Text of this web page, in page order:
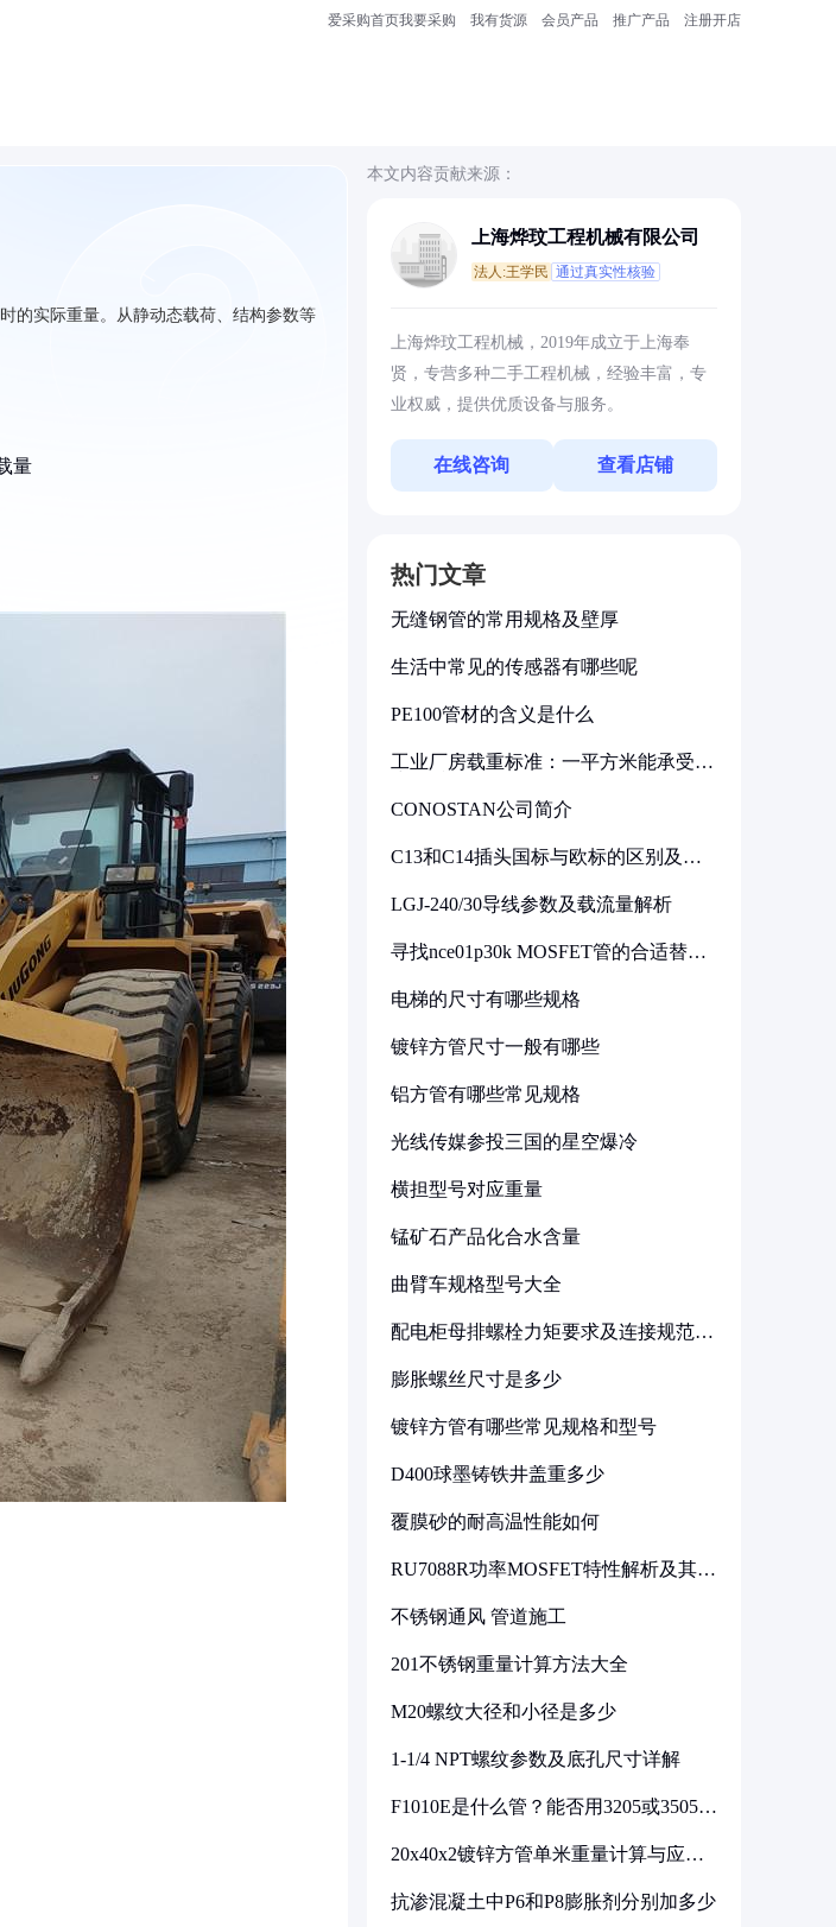
爱采购首页我要采购 我有货源 会员产品 推广产品 注册开店
的实际重量。从静动态载荷、结构参数等
量
本文内容贡献来源：
上海烨玟工程机械有限公司
法人:王学民 通过真实性核验
上海烨玟工程机械，2019年成立于上海奉
贤，专营多种二手工程机械，经验丰富，专
业权威，提供优质设备与服务。
在线咨询 查看店铺
热门文章
无缝钢管的常用规格及壁厚
生活中常见的传感器有哪些呢
PE100管材的含义是什么
工业厂房载重标准：一平方米能承受多
CONOSTAN公司简介
C13和C14插头国标与欧标的区别及其
LGJ-240/30导线参数及载流量解析
寻找nce01p30k MOSFET管的合适替代
电梯的尺寸有哪些规格
镀锌方管尺寸一般有哪些
铝方管有哪些常见规格
光线传媒参投三国的星空爆冷
横担型号对应重量
锰矿石产品化合水含量
曲臂车规格型号大全
配电柜母排螺栓力矩要求及连接规范详
膨胀螺丝尺寸是多少
镀锌方管有哪些常见规格和型号
D400球墨铸铁井盖重多少
覆膜砂的耐高温性能如何
RU7088R功率MOSFET特性解析及其在
不锈钢通风 管道施工
201不锈钢重量计算方法大全
M20螺纹大径和小径是多少
1-1/4 NPT螺纹参数及底孔尺寸详解
F1010E是什么管？能否用3205或3505代
20x40x2镀锌方管单米重量计算与应用
抗渗混凝土中P6和P8膨胀剂分别加多少